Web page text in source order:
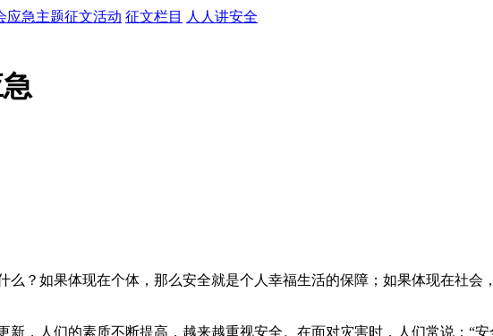
应急主题征文活动 征文栏目 人人讲安全
如果体现在个体，那么安全就是个人幸福生活的保障；如果体现在社会
人们的素质不断提高，越来越重视安全。在面对灾害时，人们常说：“安